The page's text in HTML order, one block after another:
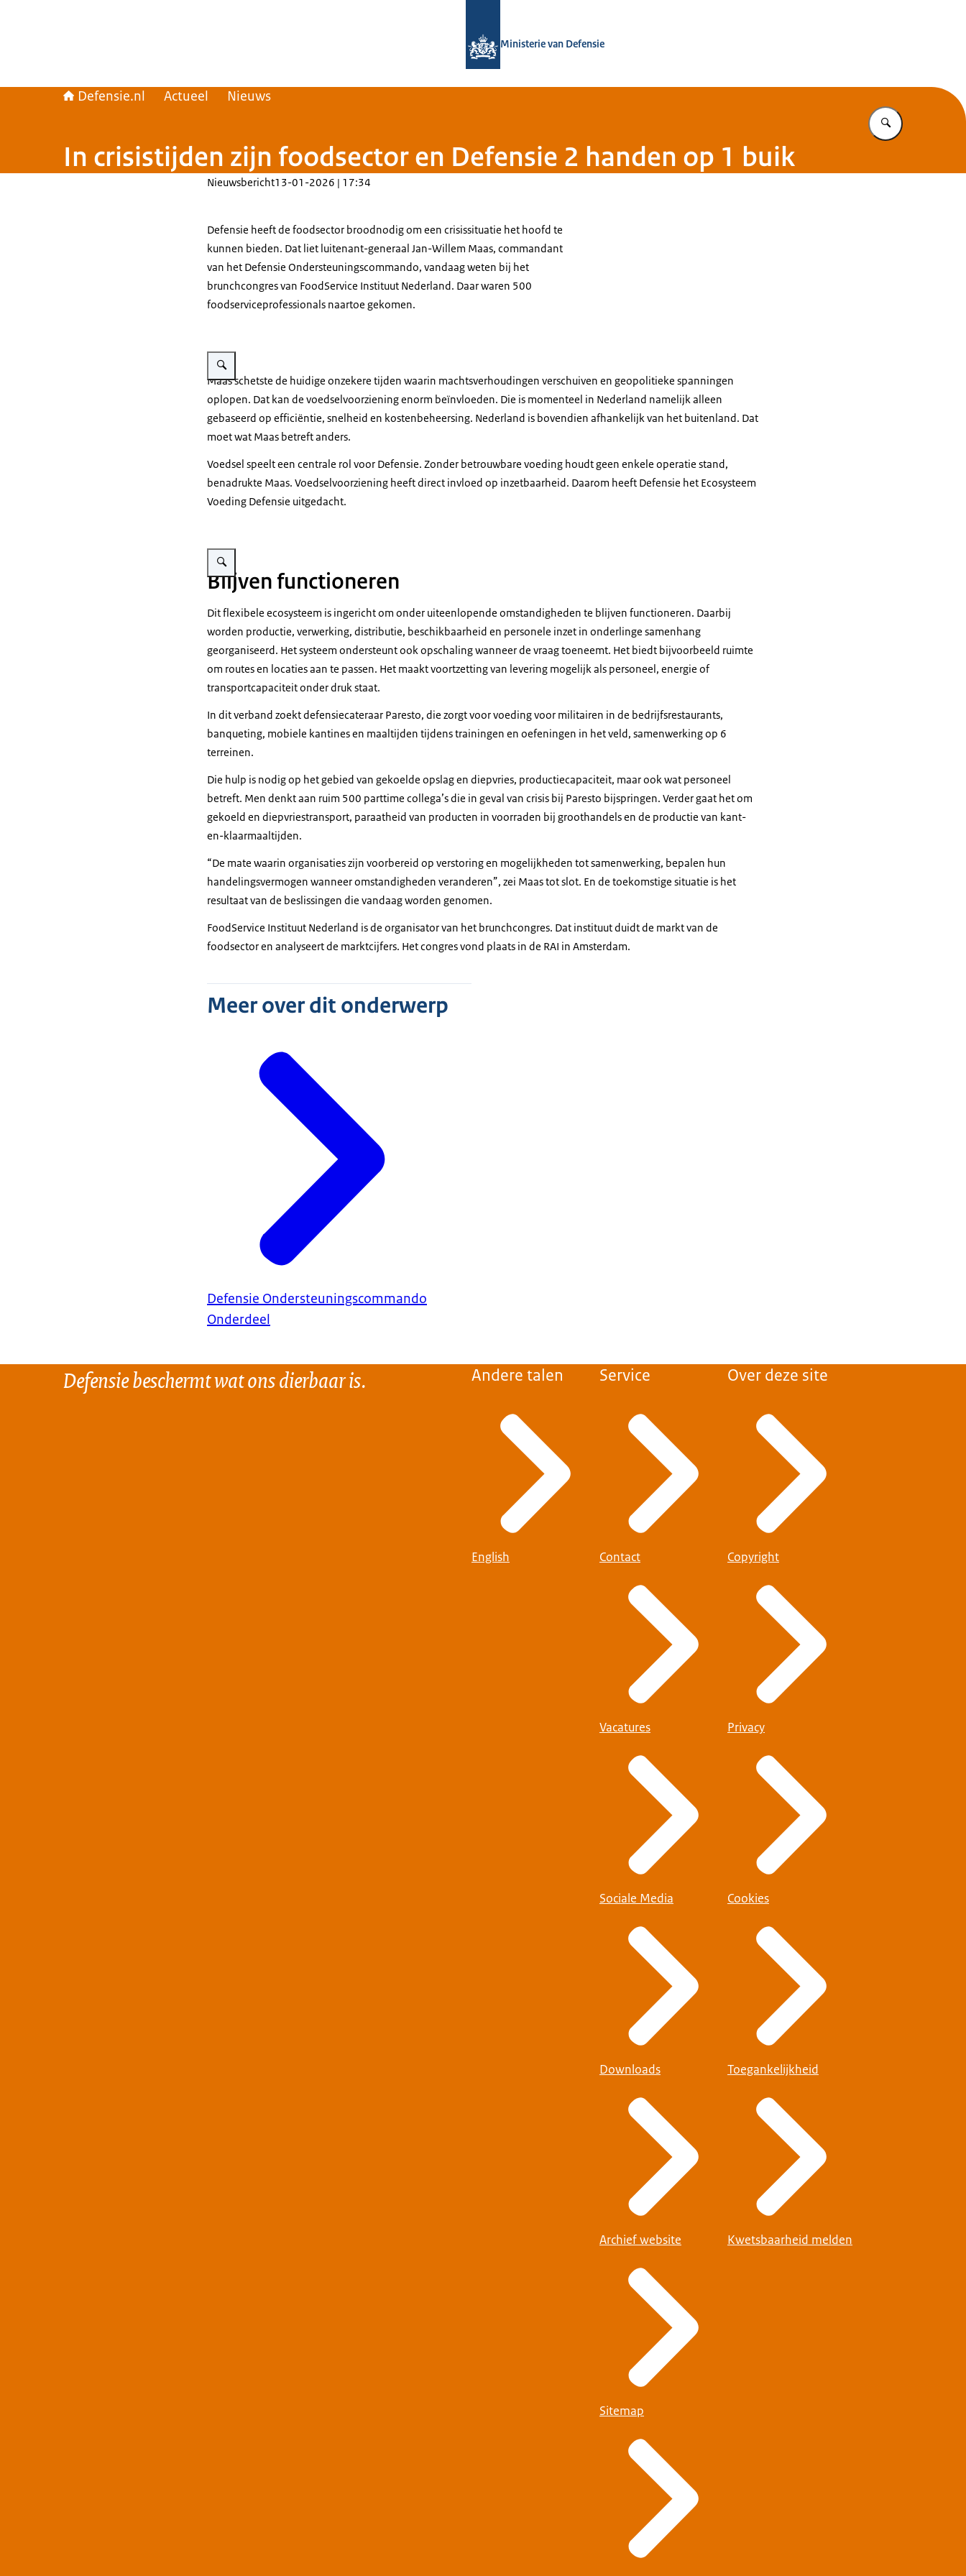
Ministerie van Defensie
Defensie.nl Actueel Nieuws
Vul in wat u
In crisistijden zijn foodsector en Defensie 2 handen op 1 buik
Nieuwsbericht13-01-2026 | 17:34
Defensie heeft de foodsector broodnodig om een crisissituatie het hoofd te
kunnen bieden. Dat liet luitenant-generaal Jan-Willem Maas, commandant
van het Defensie Ondersteuningscommando, vandaag weten bij het
brunchcongres van FoodService Instituut Nederland. Daar waren 500
foodserviceprofessionals naartoe gekomen.
Vergroot afbeelding Luitenant-generaal Jan-Willem Maas, commandant van het Defensie Ondersteuningscommando, staat op een podium. Achter hem een scherm en op de
Maas schetste de huidige onzekere tijden waarin machtsverhoudingen verschuiven en geopolitieke spanningen
oplopen. Dat kan de voedselvoorziening enorm beïnvloeden. Die is momenteel in Nederland namelijk alleen
gebaseerd op efficiëntie, snelheid en kostenbeheersing. Nederland is bovendien afhankelijk van het buitenland. Dat
moet wat Maas betreft anders.
Voedsel speelt een centrale rol voor Defensie. Zonder betrouwbare voeding houdt geen enkele operatie stand,
benadrukte Maas. Voedselvoorziening heeft direct invloed op inzetbaarheid. Daarom heeft Defensie het Ecosysteem
Voeding Defensie uitgedacht.
Vergroot afbeelding Close-up van luitenant-generaal Jan-Willem Maas, commandant van het Defensie Ondersteuningscommando, waarbi hij met zijn handen gebaart.
Blijven functioneren
Dit flexibele ecosysteem is ingericht om onder uiteenlopende omstandigheden te blijven functioneren. Daarbij
worden productie, verwerking, distributie, beschikbaarheid en personele inzet in onderlinge samenhang
georganiseerd. Het systeem ondersteunt ook opschaling wanneer de vraag toeneemt. Het biedt bijvoorbeeld ruimte
om routes en locaties aan te passen. Het maakt voortzetting van levering mogelijk als personeel, energie of
transportcapaciteit onder druk staat.
In dit verband zoekt defensiecateraar Paresto, die zorgt voor voeding voor militairen in de bedrijfsrestaurants,
banqueting, mobiele kantines en maaltijden tijdens trainingen en oefeningen in het veld, samenwerking op 6
terreinen.
Die hulp is nodig op het gebied van gekoelde opslag en diepvries, productiecapaciteit, maar ook wat personeel
betreft. Men denkt aan ruim 500 parttime collega’s die in geval van crisis bij Paresto bijspringen. Verder gaat het om
gekoeld en diepvriestransport, paraatheid van producten in voorraden bij groothandels en de productie van kant-
en-klaarmaaltijden.
“De mate waarin organisaties zijn voorbereid op verstoring en mogelijkheden tot samenwerking, bepalen hun
handelingsvermogen wanneer omstandigheden veranderen”, zei Maas tot slot. En de toekomstige situatie is het
resultaat van de beslissingen die vandaag worden genomen.
FoodService Instituut Nederland is de organisator van het brunchcongres. Dat instituut duidt de markt van de
foodsector en analyseert de marktcijfers. Het congres vond plaats in de RAI in Amsterdam.
Meer over dit onderwerp
Defensie Ondersteuningscommando
Onderdeel
Defensie beschermt wat ons dierbaar is. Andere talen
English
Service
Contact
Vacatures
Sociale Media
Downloads
Archief website
Sitemap
Over deze site
Copyright
Privacy
Cookies
Toegankelijkheid
Kwetsbaarheid melden